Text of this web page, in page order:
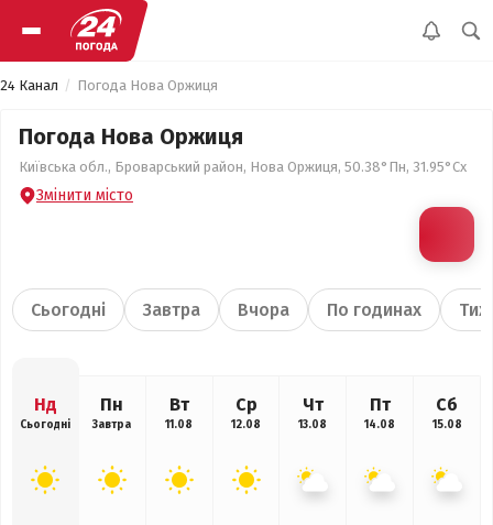
24 Канал Погода Нова Оржиця
Погода Нова Оржиця
Київська обл., Броварський район, Нова Оржиця, 50.38°Пн, 31.95°Сх
Змінити місто
Сьогодні Завтра Вчора По годинах
Нд
Сьогодні
Пн
Завтра
Вт
11.08
Ср
12.08
Чт
13.08
Пт
14.08
Сб
15.08